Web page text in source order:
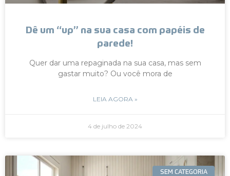
Dê um “up” na sua casa com papéis de
parede!
Quer dar uma repaginada na sua casa, mas sem
gastar muito? Ou você mora de
LEIA AGORA »
4 de julho de 2024
SEM CATEGORIA